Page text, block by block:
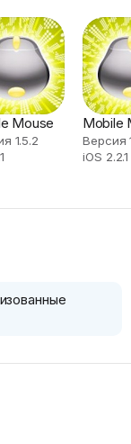
Mouse
1.5.2
Mobile
Версия
iOS 2.2.1